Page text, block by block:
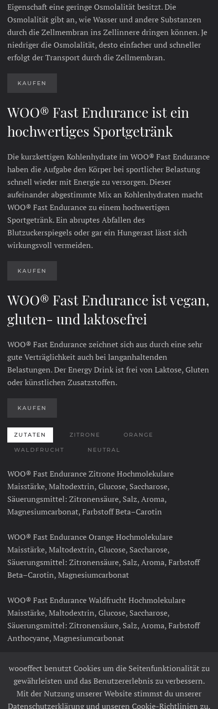
Eigenschaft eine geringe Osmolalität besitzt. Die
Osmolalität gibt an, wie Wasser und andere Substanzen
durch die Zellmembran ins Zellinnere dringen können. Je
niedriger die Osmolalität, desto einfacher und schneller
erfolgt der Transport durch die Zellmembran.
KAUFEN
WOO® Fast Endurance ist ein
hochwertiges Sportgetränk
Die kurzkettigen Kohlenhydrate im WOO® Fast Endurance
haben die Aufgabe den Körper bei sportlicher Belastung
schnell wieder mit Energie zu versorgen. Dieser
aufeinander abgestimmte Mix an Kohlenhydraten macht
WOO® Fast Endurance zu einem hochwertigen
Sportgetränk. Ein abruptes Abfallen des
Blutzuckerspiegels oder gar ein Hungerast lässt sich
wirkungsvoll vermeiden.
KAUFEN
WOO® Fast Endurance ist vegan,
gluten- und laktosefrei
WOO® Fast Endurance zeichnet sich aus durch eine sehr
gute Verträglichkeit auch bei langanhaltenden
Belastungen. Der Energy Drink ist frei von Laktose, Gluten
oder künstlichen Zusatzstoffen.
KAUFEN
ZUTATEN ZITRONE ORANGE
WALDFRUCHT NEUTRAL
WOO® Fast Endurance Zitrone Hochmolekulare
Maisstärke, Maltodextrin, Glucose, Saccharose,
Säuerungsmittel: Zitronensäure, Salz, Aroma,
Magnesiumcarbonat, Farbstoff Beta–Carotin
WOO® Fast Endurance Orange Hochmolekulare
Maisstärke, Maltodextrin, Glucose, Saccharose,
Säuerungsmittel: Zitronensäure, Salz, Aroma, Farbstoff
Beta–Carotin, Magnesiumcarbonat
WOO® Fast Endurance Waldfrucht Hochmolekulare
Maisstärke, Maltodextrin, Glucose, Saccharose,
Säuerungsmittel: Zitronensäure, Salz, Aroma, Farbstoff
Anthocyane, Magnesiumcarbonat
WOO® Fast Endurance Neutral Hochmolekulare
Maisstärke, Glucose, Maltodextrin, Saccharose, Salz,
Magnesiumcarbonat
wooeffect benutzt Cookies um die Seitenfunktionalität zu
gewährleisten und das Benutzererlebnis zu verbessern.
Mit der Nutzung unserer Website stimmst du unserer
Datenschutzerklärung und unseren Cookie-Richtlinien zu.